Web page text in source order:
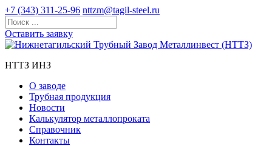
+7 (343) 311-25-96 nttzm@tagil-steel.ru
Оставить заявку
НТТЗ ИНЗ
О заводе
Трубная продукция
Новости
Калькулятор металлопроката
Справочник
Контакты